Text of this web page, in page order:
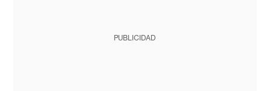
PUBLICIDAD